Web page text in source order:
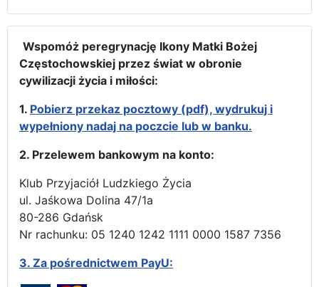
Wspomóż peregrynację Ikony Matki Bożej
Częstochowskiej przez świat w obronie
cywilizacji życia i miłości:
1. Pobierz przekaz pocztowy (pdf), wydrukuj i
wypełniony nadaj na poczcie lub w banku.
2. Przelewem bankowym na konto:
Klub Przyjaciół Ludzkiego Życia
ul. Jaśkowa Dolina 47/1a
80-286 Gdańsk
Nr rachunku: 05 1240 1242 1111 0000 1587 7356
3. Za pośrednictwem PayU: